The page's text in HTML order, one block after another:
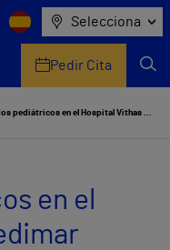
Selecciona
Pedir Cita
Sábados pediátricos en el Hospital Vithas Medimar
en el